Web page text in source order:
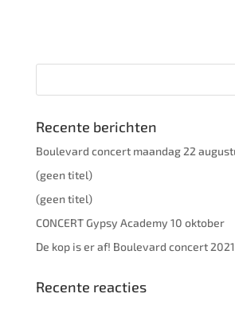
Recente berichten
Boulevard concert maandag 22
(geen titel)
(geen titel)
CONCERT Gypsy Academy 10 oktober
De kop is er af! Boulevard concert 2021
Recente reacties